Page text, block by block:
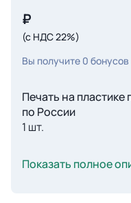
₽
(с НДС 22%)
Вы получите 0 бонусов
Печать на
по России
1 шт.
Показать полное